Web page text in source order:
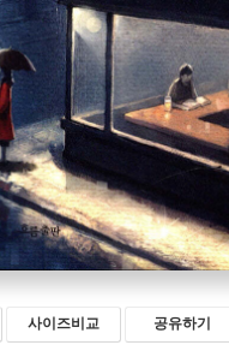
사이즈비교 공유하기